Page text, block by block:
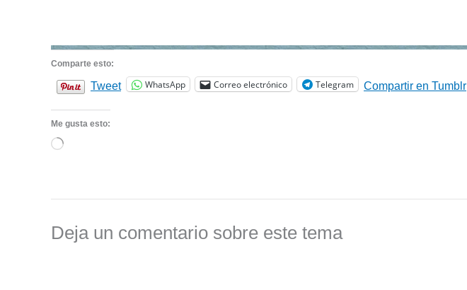
Comparte esto:
Tweet WhatsApp Correo electrónico Telegram Compartir en Tumblr
Me gusta esto:
Cargando...
Deja un comentario sobre este tema